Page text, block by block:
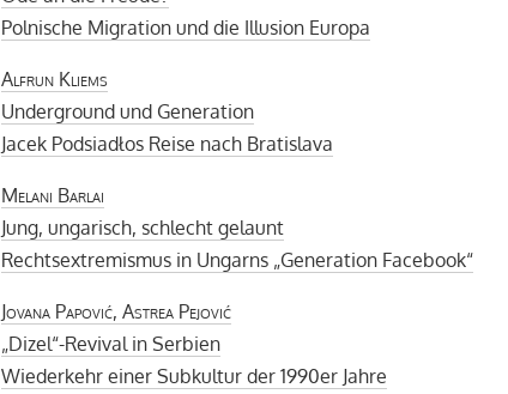
Polnische Migration und die Illusion Europa
Alfrun Kliems
Underground und Generation
Jacek Podsiadłos Reise nach Bratislava
Melani Barlai
Jung, ungarisch, schlecht gelaunt
Rechtsextremismus in Ungarns „Generation Facebook“
Jovana Papović, Astrea Pejović
„Dizel“-Revival in Serbien
Wiederkehr einer Subkultur der 1990er Jahre